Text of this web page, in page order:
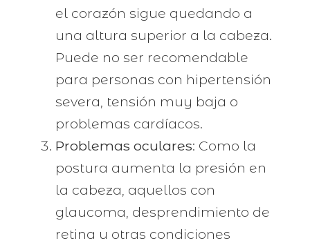
el corazón sigue quedando a
una altura superior a la cabeza.
Puede no ser recomendable
para personas con hipertensión
severa, tensión muy baja o
problemas cardíacos.
Problemas oculares: Como la
postura aumenta la presión en
la cabeza, aquellos con
glaucoma, desprendimiento de
retina u otras condiciones